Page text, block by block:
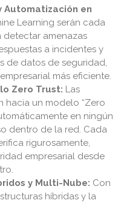
Automatización en
Learning serán cada
detectar amenazas
a incidentes y
de datos de seguridad,
más eficiente.
Zero Trust: Las
hacia un modelo “Zero
en ningún
dentro de la red. Cada
rigurosamente,
empresarial desde
y Multi-Nube: Con
híbridas y la